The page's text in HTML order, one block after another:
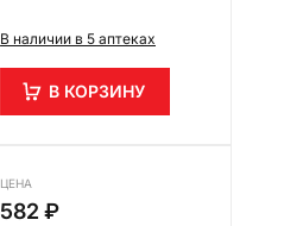
В наличии в 5 аптеках
В КОРЗИНУ
ЦЕНА
582 ₽